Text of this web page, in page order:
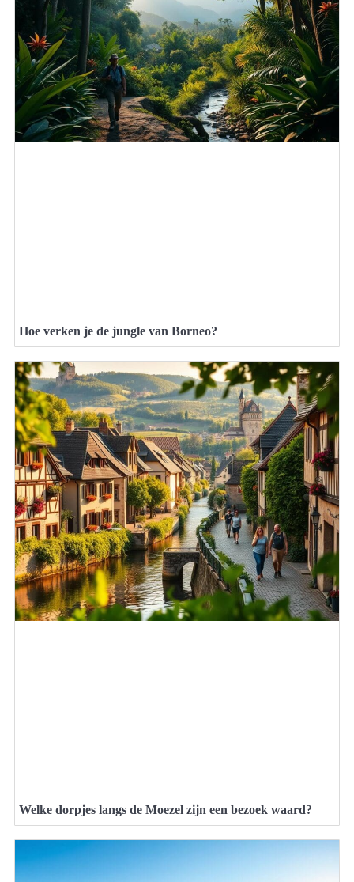
Hoe verken je de jungle van Borneo?
Welke dorpjes langs de Moezel zijn een bezoek waard?